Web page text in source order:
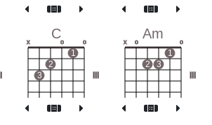
C
x
3
2
o
1
o
Am
x o
2 3
1
o